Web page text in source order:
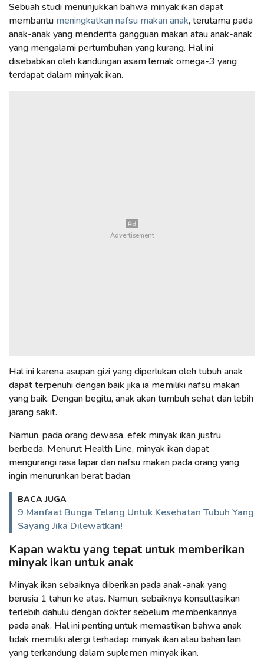
Sebuah studi menunjukkan bahwa minyak ikan dapat
membantu meningkatkan nafsu makan anak, terutama pada
anak-anak yang menderita gangguan makan atau anak-anak
yang mengalami pertumbuhan yang kurang. Hal ini
disebabkan oleh kandungan asam lemak omega-3 yang
terdapat dalam minyak ikan.
Hal ini karena asupan gizi yang diperlukan oleh tubuh anak
dapat terpenuhi dengan baik jika ia memiliki nafsu makan
yang baik. Dengan begitu, anak akan tumbuh sehat dan lebih
jarang sakit.
Namun, pada orang dewasa, efek minyak ikan justru
berbeda. Menurut Health Line, minyak ikan dapat
mengurangi rasa lapar dan nafsu makan pada orang yang
ingin menurunkan berat badan.
BACA JUGA
9 Manfaat Bunga Telang Untuk Kesehatan Tubuh Yang
Sayang Jika Dilewatkan!
Kapan waktu yang tepat untuk memberikan
minyak ikan untuk anak
Minyak ikan sebaiknya diberikan pada anak-anak yang
berusia 1 tahun ke atas. Namun, sebaiknya konsultasikan
terlebih dahulu dengan dokter sebelum memberikannya
pada anak. Hal ini penting untuk memastikan bahwa anak
tidak memiliki alergi terhadap minyak ikan atau bahan lain
yang terkandung dalam suplemen minyak ikan.